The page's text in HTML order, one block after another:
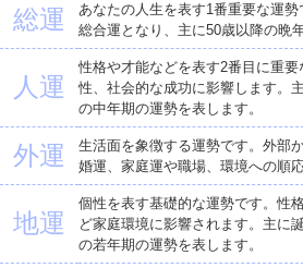
総運
あなたの人生を表す1番重要な運
総合運となり、主に50歳以降の晩
人運
性格や才能などを表す2番目に重
性、社会的な成功に影響します。
の中年期の運勢を表します。
外運
生活面を象徴する運勢です。外部
婚運、家庭運や職場、環境への順
地運
個性を表す基礎的な運勢です。性
ど家庭環境に影響されます。主に
の若年期の運勢を表します。